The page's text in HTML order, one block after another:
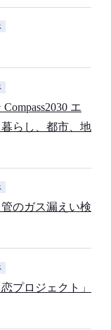
エ
らし、都市、地
のガス漏えい検
プロジェクト」